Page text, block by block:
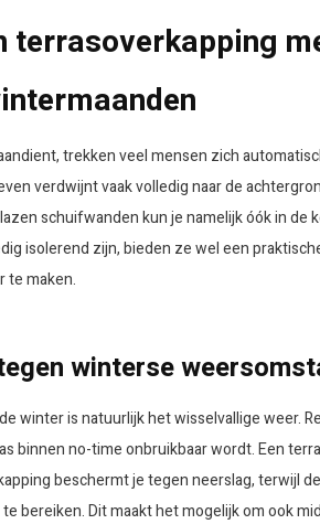
terrasoverkapping
trekken veel mensen zich
verdwijnt vaak volledig naar de
schuifwanden kun je namelijk óók in
isolerend zijn, bieden ze wel een
te maken.
winterse
winter is natuurlijk het wisselvallige weer.
binnen no-time onbruikbaar wordt. Een
beschermt je tegen neerslag, terwijl
bereiken. Dit maakt het mogelijk om ook